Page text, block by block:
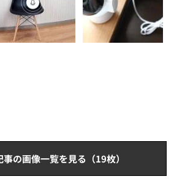
事の画像一覧を見る（19枚）